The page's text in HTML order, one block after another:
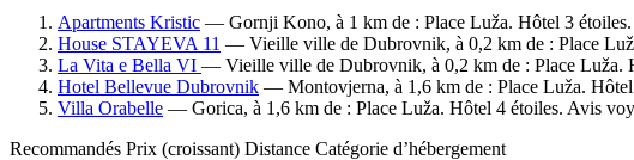
Apartments Kristic — Gornji Kono, à 1 km de : Place Luža. Hôtel 3
House STAYEVA 11 — Vieille ville de Dubrovnik, à 0,2 km de : Place
La Vita e Bella VI — Vieille ville de Dubrovnik, à 0,2 km de : Place Luža.
Hotel Bellevue Dubrovnik — Montovjerna, à 1,6 km de : Place Luža.
Villa Orabelle — Gorica, à 1,6 km de : Place Luža. Hôtel 4 étoiles. Avis
Recommandés Prix (croissant) Distance Catégorie d’hébergement